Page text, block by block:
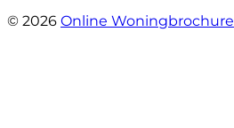
© 2026 Online Woningbrochure